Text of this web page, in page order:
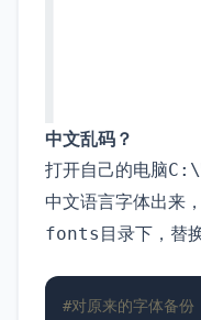
中文乱码？
打开自己的电脑
中文语言字体出来
fonts 目录下，替
#对原来的字体备份